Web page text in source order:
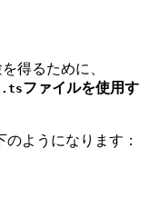
得るために、
ファイルを使用す
ようになります：